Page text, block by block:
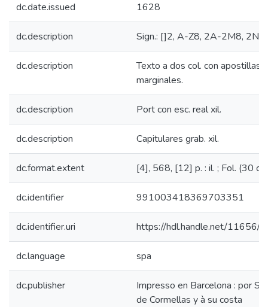
dc.date.issued 1628
dc.description Sign.: []2, A-Z8, 2A-2M8,
dc.description
Texto a dos col. con apostillas
marginales.
dc.description Port con esc. real xil.
dc.description Capitulares grab. xil.
dc.format.extent [4], 568, [12] p. : il. ; Fol. (30
dc.identifier 991003418369703351
dc.identifier.uri https://hdl.handle.net/11656/
dc.language spa
dc.publisher
Impresso en Barcelona : por
de Cormellas y à su costa